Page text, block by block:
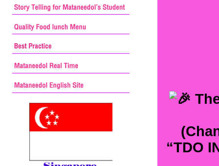
“TDO